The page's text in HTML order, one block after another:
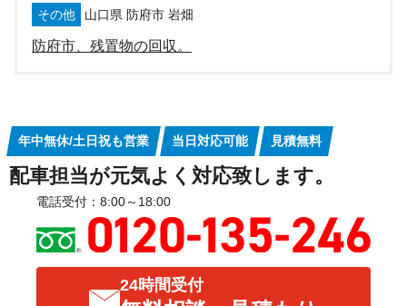
その他 山口県 防府市 岩畑
防府市、残置物の回収。
年中無休/土日祝も営業 当日対応可能 見積無料
配車担当が元気よく対応致します。
電話受付：8:00～18:00
24時間受付